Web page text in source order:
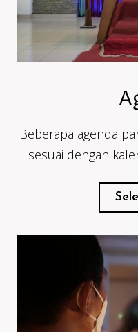
Beberapa agenda
sesuai dengan